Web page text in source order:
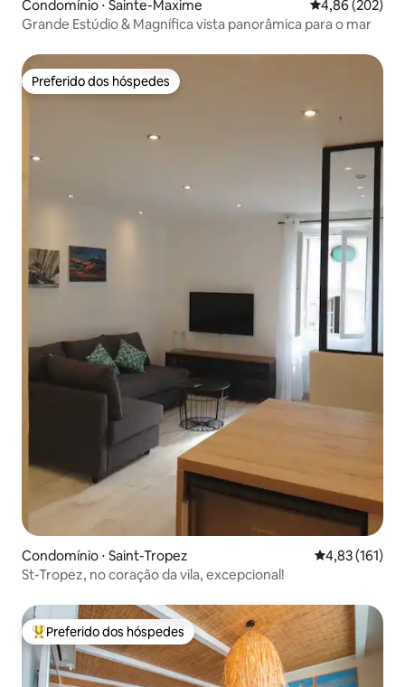
Condomínio ⋅ Sainte-Maxime 4,86 de uma
4,86 (202)
Grande Estúdio & Magnífica vista panorâmica para o mar
Preferido dos hóspedes
Preferido dos hóspedes
Condomínio ⋅ Saint-Tropez 4,83 de uma
4,83 (161)
St-Tropez, no coração da vila, excepcional!
Entre os melhores preferidos dos hóspedes
Preferido dos hóspedes